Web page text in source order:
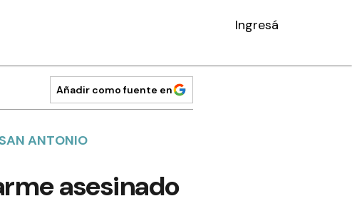
Ingresá
Añadir como fuente en
ANTONIO
asesinado